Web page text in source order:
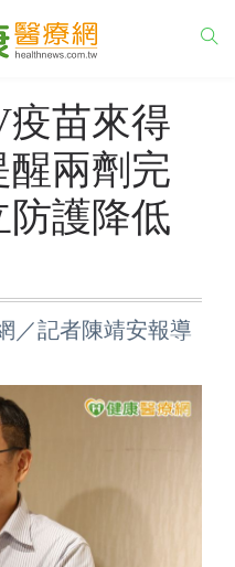
疫苗來得
醒兩劑完
護降低
／記者陳靖安報導